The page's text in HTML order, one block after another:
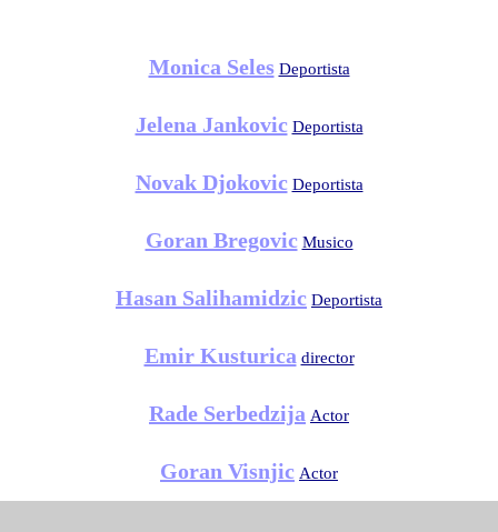
Monica Seles Deportista
Jelena Jankovic Deportista
Novak Djokovic Deportista
Goran Bregovic Musico
Hasan Salihamidzic Deportista
Emir Kusturica director
Rade Serbedzija Actor
Goran Visnjic Actor